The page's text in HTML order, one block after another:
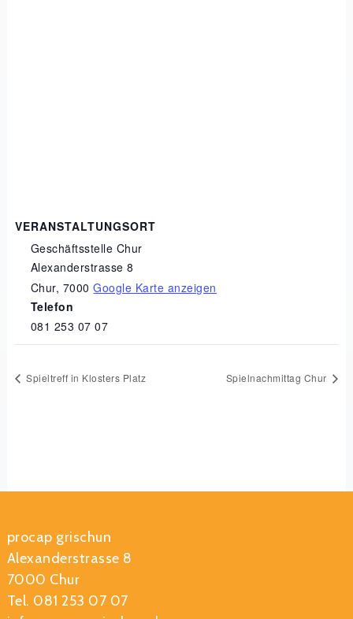
VERANSTALTUNGSORT
Geschäftsstelle Chur
Alexanderstrasse 8
Chur, 7000 Google Karte anzeigen
Telefon
081 253 07 07
Spieltreff in Klosters Platz Spielnachmittag Chur
procap grischun
Alexanderstrasse 8
7000 Chur
Tel. 081 253 07 07